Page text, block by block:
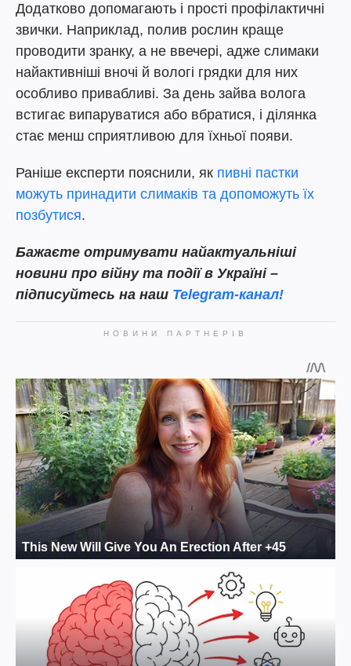
Додатково допомагають і прості профілактичні
звички. Наприклад, полив рослин краще
проводити зранку, а не ввечері, адже слимаки
найактивніші вночі й вологі грядки для них
особливо привабливі. За день зайва волога
встигає випаруватися або вбратися, і ділянка
стає менш сприятливою для їхньої появи.
Раніше експерти пояснили, як пивні пастки
можуть принадити слимаків та допоможуть їх
позбутися.
Бажаєте отримувати найактуальніші
новини про війну та події в Україні –
підписуйтесь на наш Telegram-канал!